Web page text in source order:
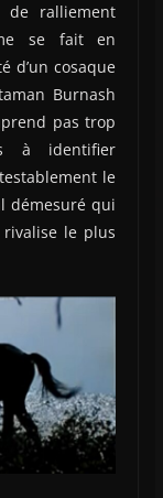
de ralliement
se fait en
d’un cosaque
Burnash
pas trop
à identifier
le
démesuré qui
rivalise le plus